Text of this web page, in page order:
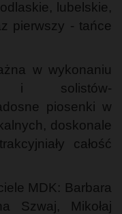
lubelskie,
pierwszy - tańce
w wykonaniu
i solistów-
piosenki w
doskonale
całość
MDK: Barbara
Szwaj, Mikołaj